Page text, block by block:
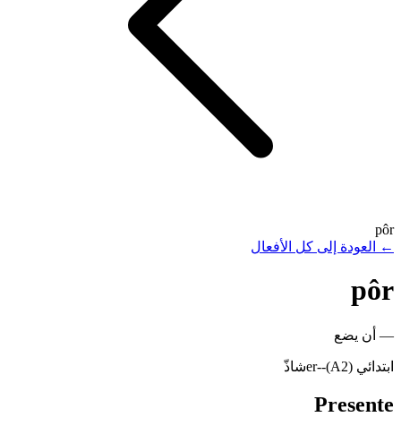
pôr
←
العودة إلى كل الأفعال
pôr
— أن يضع
ابتدائي (A2) -
-er شاذّ
Presente